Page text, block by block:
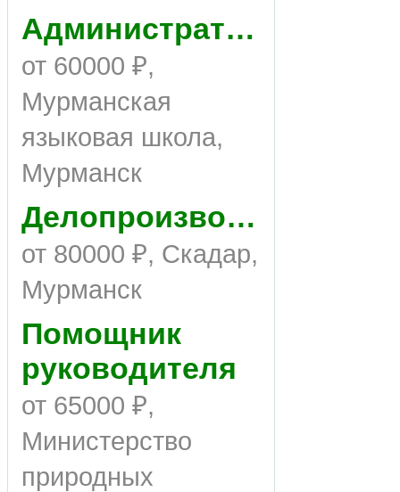
Администратор
от 60000 ₽,
Мурманская
языковая школа,
Мурманск
Делопроизводитель
от 80000 ₽, Скадар,
Мурманск
Помощник
руководителя
от 65000 ₽,
Министерство
природных